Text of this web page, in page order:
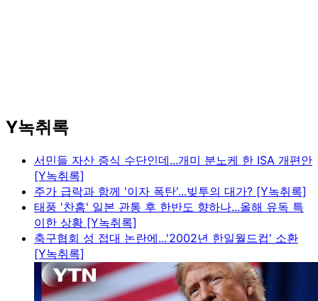
Y녹취록
서민들 자산 증식 수단인데...개미 분노케 한 ISA 개편안
[Y녹취록]
주가 급락과 함께 '이자 폭탄'...빚투의 대가? [Y녹취록]
태풍 '찬홈' 일본 관통 후 한반도 향하나...올해 유독 특
이한 상황 [Y녹취록]
축구협회 성 접대 논란에...'2002년 한일월드컵' 소환
[Y녹취록]